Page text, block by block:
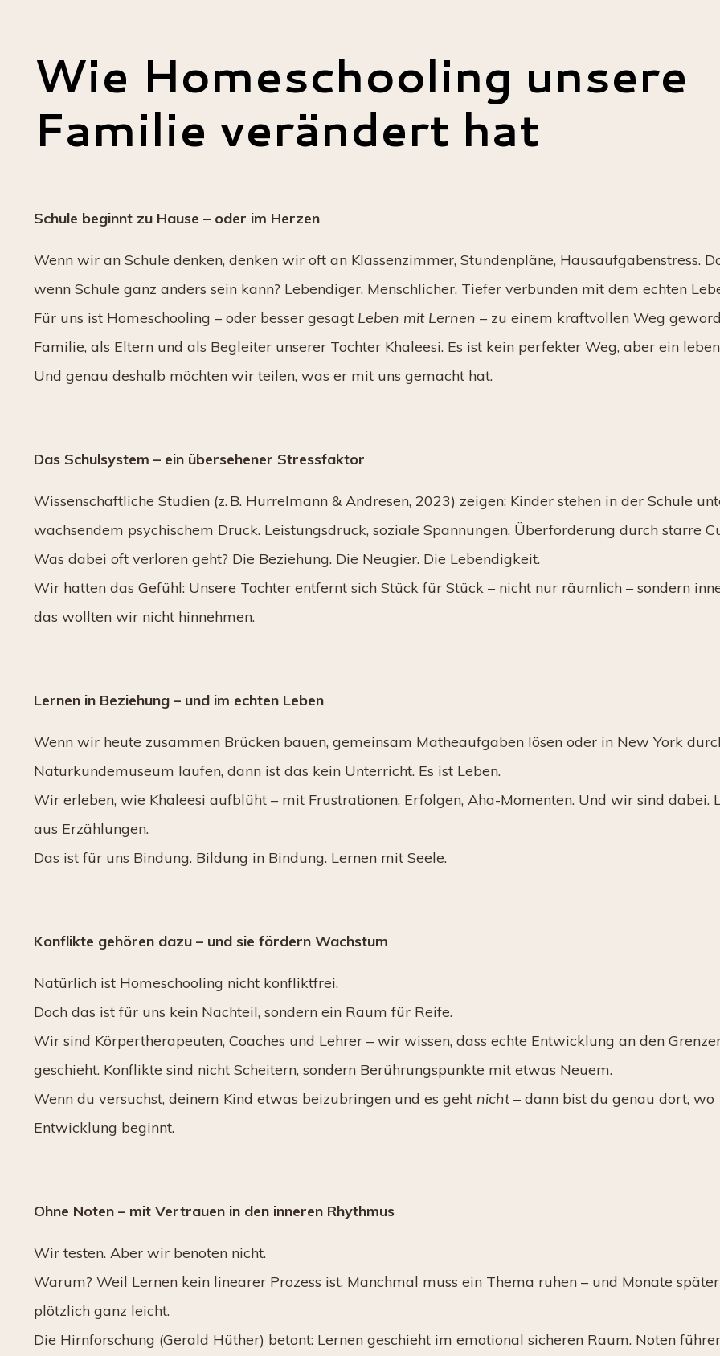
Wie Homeschooling unsere
Familie verändert hat
Schule beginnt zu Hause – oder im Herzen
Wenn wir an Schule denken, denken wir oft an Klassenzimmer, Stundenpläne, Hausaufgabenstress.
wenn Schule ganz anders sein kann? Lebendiger. Menschlicher. Tiefer verbunden mit dem echten
Für uns ist Homeschooling – oder besser gesagt Leben mit Lernen – zu einem kraftvollen Weg
Familie, als Eltern und als Begleiter unserer Tochter Khaleesi. Es ist kein perfekter Weg, aber ein
Und genau deshalb möchten wir teilen, was er mit uns gemacht hat.
Das Schulsystem – ein übersehener Stressfaktor
Wissenschaftliche Studien (z. B. Hurrelmann & Andresen, 2023) zeigen: Kinder stehen in der Schule
wachsendem psychischem Druck. Leistungsdruck, soziale Spannungen, Überforderung durch starre
Was dabei oft verloren geht? Die Beziehung. Die Neugier. Die Lebendigkeit.
Wir hatten das Gefühl: Unsere Tochter entfernt sich Stück für Stück – nicht nur räumlich – sondern
das wollten wir nicht hinnehmen.
Lernen in Beziehung – und im echten Leben
Wenn wir heute zusammen Brücken bauen, gemeinsam Matheaufgaben lösen oder in New York
Naturkundemuseum laufen, dann ist das kein Unterricht. Es ist Leben.
Wir erleben, wie Khaleesi aufblüht – mit Frustrationen, Erfolgen, Aha-Momenten. Und wir sind dabei.
aus Erzählungen.
Das ist für uns Bindung. Bildung in Bindung. Lernen mit Seele.
Konflikte gehören dazu – und sie fördern Wachstum
Natürlich ist Homeschooling nicht konfliktfrei.
Doch das ist für uns kein Nachteil, sondern ein Raum für Reife.
Wir sind Körpertherapeuten, Coaches und Lehrer – wir wissen, dass echte Entwicklung an den
geschieht. Konflikte sind nicht Scheitern, sondern Berührungspunkte mit etwas Neuem.
Wenn du versuchst, deinem Kind etwas beizubringen und es geht nicht– dann bist du genau dort, wo
Entwicklung beginnt.
Ohne Noten – mit Vertrauen in den inneren Rhythmus
Wir testen. Aber wir benoten nicht.
Warum? Weil Lernen kein linearer Prozess ist. Manchmal muss ein Thema ruhen – und Monate
plötzlich ganz leicht.
Die Hirnforschung (Gerald Hüther) betont: Lernen geschieht im emotional sicheren Raum. Noten